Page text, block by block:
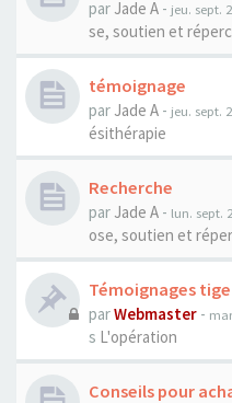
par Jade A - jeu. sept.
se, soutien et
témoignage
par Jade A - jeu. sept.
ésithérapie
Recherche
par Jade A - lun. sept.
ose, soutien et
Témoignages
parWebmaster -
s L'opération
Conseils pour